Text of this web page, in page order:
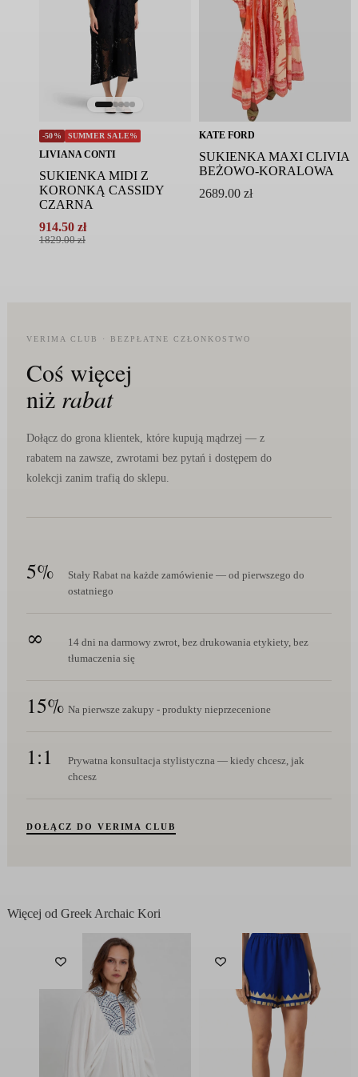
-50% SUMMER SALE%
LIVIANA CONTI
SUKIENKA MIDI Z
KORONKĄ CASSIDY
CZARNA
1829.00zł
Pierwotna
914.50 zł
Aktualna
KATE FORD
SUKIENKA MAXI CLIVIA
BEŻOWO-KORALOWA
2689.00 zł
VERIMA CLUB · BEZPŁATNE CZŁONKOSTWO
Coś więcej
niż rabat
Dołącz do grona klientek, które kupują mądrzej — z
rabatem na zawsze, zwrotami bez pytań i dostępem do
kolekcji zanim trafią do sklepu.
5%
Stały Rabat na każde zamówienie — od pierwszego do
ostatniego
∞
14 dni na darmowy zwrot, bez drukowania etykiety, bez
tłumaczenia się
15% Na pierwsze zakupy - produkty nieprzecenione
1:1
Prywatna konsultacja stylistyczna — kiedy chcesz, jak
chcesz
DOŁĄCZ DO VERIMA CLUB
Więcej od Greek Archaic Kori